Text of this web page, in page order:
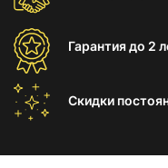
Гарантиядо 2
Скидки